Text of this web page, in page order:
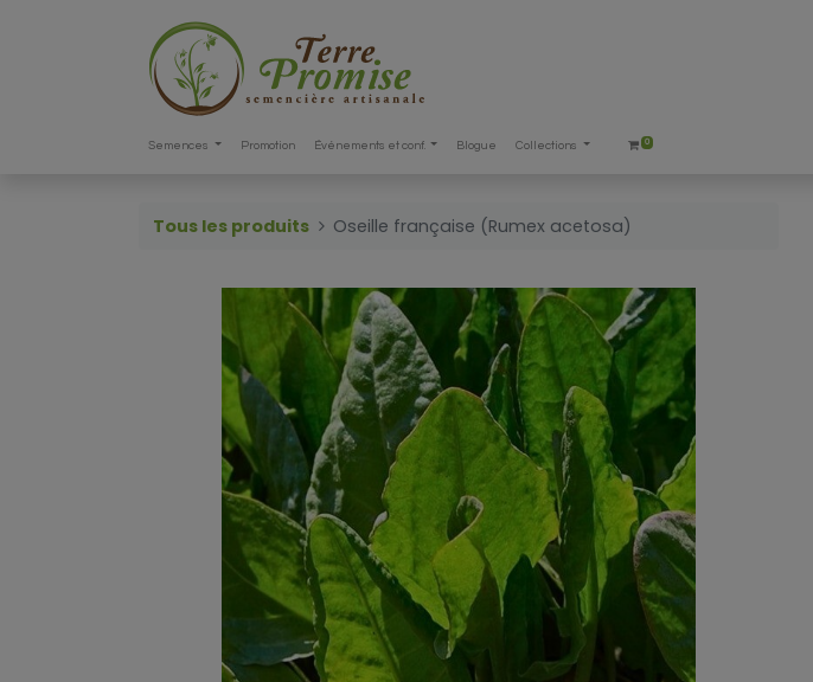
Semences Promotion Événements et conf. Blogue Collections 0
Tous les produits Oseille française (Rumex acetosa)